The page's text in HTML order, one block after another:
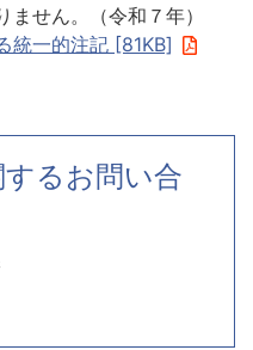
せん。（令和７年）
統一的注記 [81KB]
るお問い合